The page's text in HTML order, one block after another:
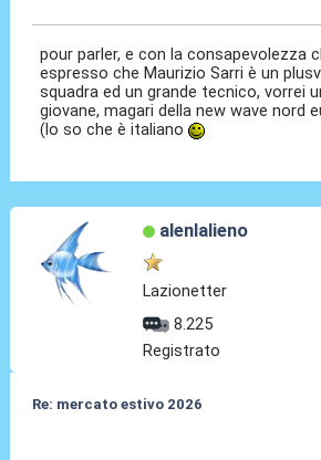
pour parler, e con la consapevolezza
espresso che Maurizio Sarri è un
squadra ed un grande tecnico, vorrei
giovane, magari della new wave nord
(lo so che è italiano
alenlalieno
Lazionetter
8.225
Registrato
Re: mercato estivo 2026